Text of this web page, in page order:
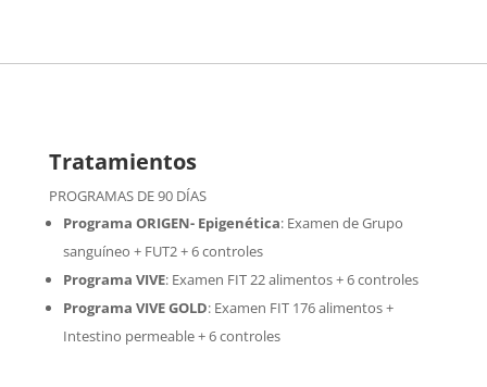
Tratamientos
PROGRAMAS DE 90 DÍAS
Programa ORIGEN- Epigenética:Examen de Grupo
sanguíneo + FUT2 + 6 controles
Programa VIVE: Examen FIT 22 alimentos + 6 controles
Programa VIVE GOLD: Examen FIT 176 alimentos +
Intestino permeable + 6 controles